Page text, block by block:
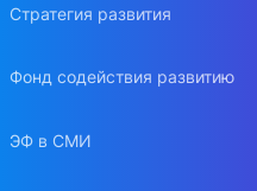
Стратегия развития
Фонд содействия развитию
ЭФ в СМИ